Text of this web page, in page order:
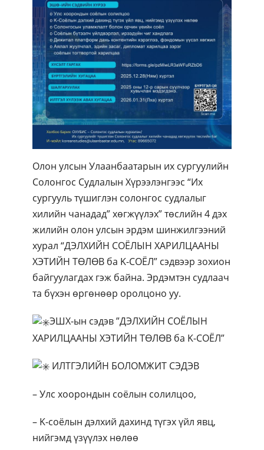
Олон улсын Улаанбаатарын их сургуулийн
Солонгос Судлалын Хүрээлэнгээс “Их
сургууль түшиглэн солонгос судлалыг
хилийн чанадад” хөгжүүлэх” төслийн 4 дэх
жилийн олон улсын эрдэм шинжилгээний
хурал “ДЭЛХИЙН СОЁЛЫН ХАРИЛЦААНЫ
ХЭТИЙН ТӨЛӨВ ба K-СОЁЛ” сэдвээр зохион
байгуулагдах гэж байна. Эрдэмтэн судлаач
та бүхэн өргөнөөр оролцоно уу.
ЭШХ-ын сэдэв ”ДЭЛХИЙН СОЁЛЫН
ХАРИЛЦААНЫ ХЭТИЙН ТӨЛӨВ ба K-СОЁЛ”
ИЛТГЭЛИЙН БОЛОМЖИТ СЭДЭВ
– Улс хоорондын соёлын солилцоо,
– K-соёлын дэлхий дахинд түгэх үйл явц,
нийгэмд үзүүлэх нөлөө